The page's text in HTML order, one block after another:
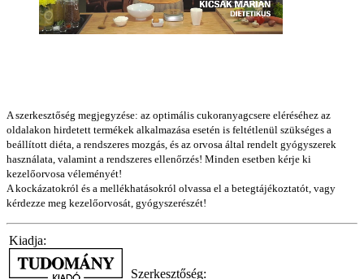
A szerkesztőség megjegyzése: az optimális cukoranyagcsere eléréséhez az
oldalakon hirdetett termékek alkalmazása esetén is feltétlenül szükséges a
beállított diéta, a rendszeres mozgás, és az orvosa által rendelt gyógyszerek
használata, valamint a rendszeres ellenőrzés! Minden esetben kérje ki
kezelőorvosa véleményét!
A kockázatokról és a mellékhatásokról olvassa el a betegtájékoztatót, vagy
kérdezze meg kezelőorvosát, gyógyszerészét!
Kiadja:
Szerkesztőség: